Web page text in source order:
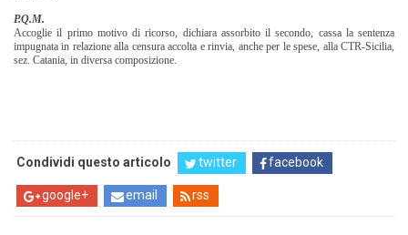
P.Q.M.
Accoglie il primo motivo di ricorso, dichiara assorbito il secondo, cassa la sentenza
impugnata in relazione alla censura accolta e rinvia, anche per le spese, alla CTR-Sicilia,
sez. Catania, in diversa composizione.
Condividi questo articolo twitter facebook
google+ email rss